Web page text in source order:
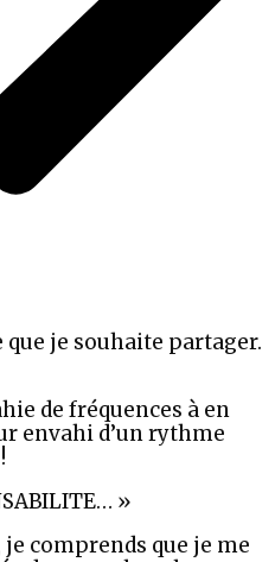
je souhaite partager.
de fréquences à en
envahi d’un rythme
»
je comprends que je me